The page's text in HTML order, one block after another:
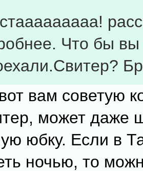
Что бы
вам советую
может даже
юбку. Если в
ночью, то